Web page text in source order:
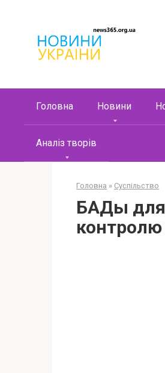
контенту
Головна Новини
Аналіз творів
Головна » Суспільство
БАДы для
контролю